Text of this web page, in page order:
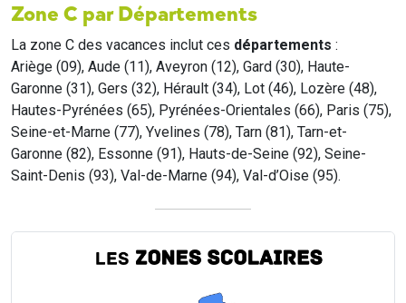
Zone C par Départements
La zone C des vacances inclut ces départements :
Ariège (09), Aude (11), Aveyron (12), Gard (30), Haute-
Garonne (31), Gers (32), Hérault (34), Lot (46), Lozère (48),
Hautes-Pyrénées (65), Pyrénées-Orientales (66), Paris (75),
Seine-et-Marne (77), Yvelines (78), Tarn (81), Tarn-et-
Garonne (82), Essonne (91), Hauts-de-Seine (92), Seine-
Saint-Denis (93), Val-de-Marne (94), Val-d’Oise (95).